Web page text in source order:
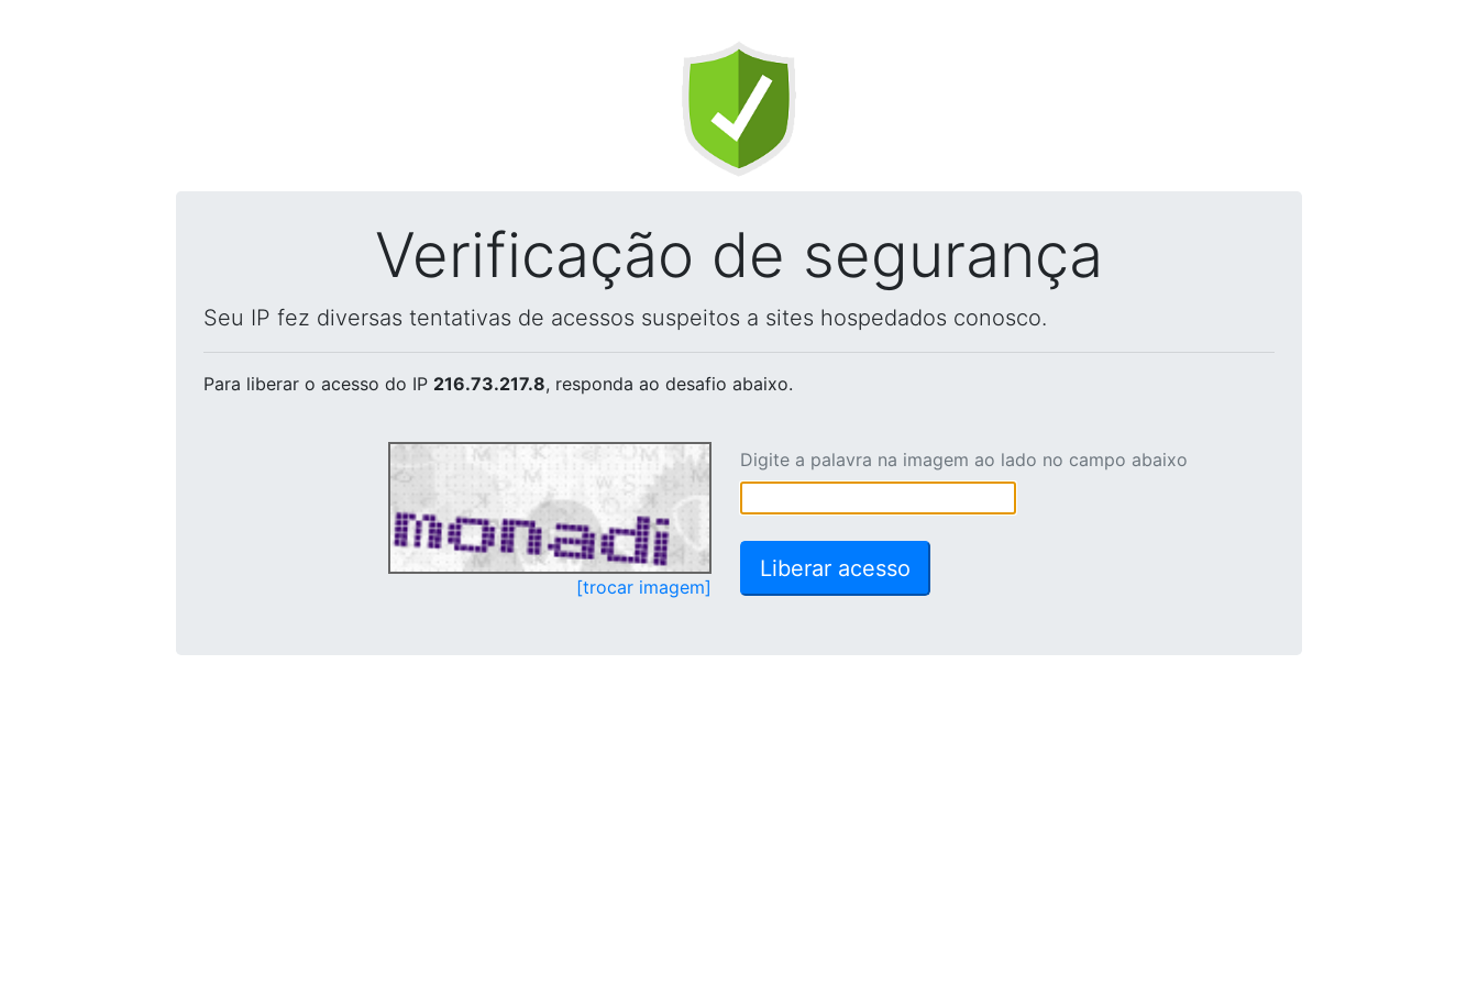
Verificação de segurança
Seu IP fez diversas tentativas de acessos suspeitos a sites hospedados conosco.
Para liberar o acesso do IP 216.73.217.8, responda ao desafio abaixo.
[trocar imagem]
Digite a palavra na imagem ao lado no campo abaixo